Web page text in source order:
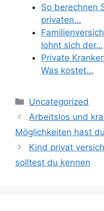
So berechnen
privaten…
lohnt sich der…
Private
Was kostet…
Categories
Uncategorized
Arbeitslos und
Möglichkeiten hast du
Kind privat
solltest du kennen